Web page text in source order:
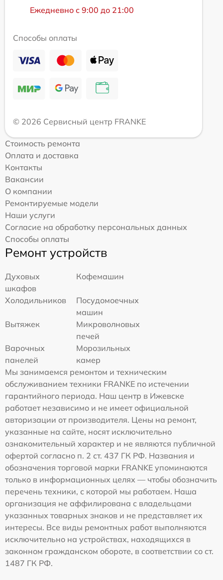
Ежедневно с 9:00 до 21:00
Способы оплаты
© 2026 Сервисный центр FRANKE
Стоимость ремонта
Оплата и доставка
Контакты
Вакансии
О компании
Ремонтируемые модели
Наши услуги
Согласие на обработку персональных данных
Способы оплаты
Ремонт устройств
Духовых
шкафов
Кофемашин
Холодильников
Посудомоечных
машин
Вытяжек
Микроволновых
печей
Варочных
панелей
Морозильных
камер
Мы занимаемся ремонтом и техническим
обслуживанием техники FRANKE по истечении
гарантийного периода. Наш центр в Ижевске
работает независимо и не имеет официальной
авторизации от производителя. Цены на ремонт,
указанные на сайте, носят исключительно
ознакомительный характер и не являются публичной
офертой согласно п. 2 ст. 437 ГК РФ. Названия и
обозначения торговой марки FRANKE упоминаются
только в информационных целях — чтобы обозначить
перечень техники, с которой мы работаем. Наша
организация не аффилирована с владельцами
указанных товарных знаков и не представляет их
интересы. Все виды ремонтных работ выполняются
исключительно на устройствах, находящихся в
законном гражданском обороте, в соответствии со ст.
1487 ГК РФ.